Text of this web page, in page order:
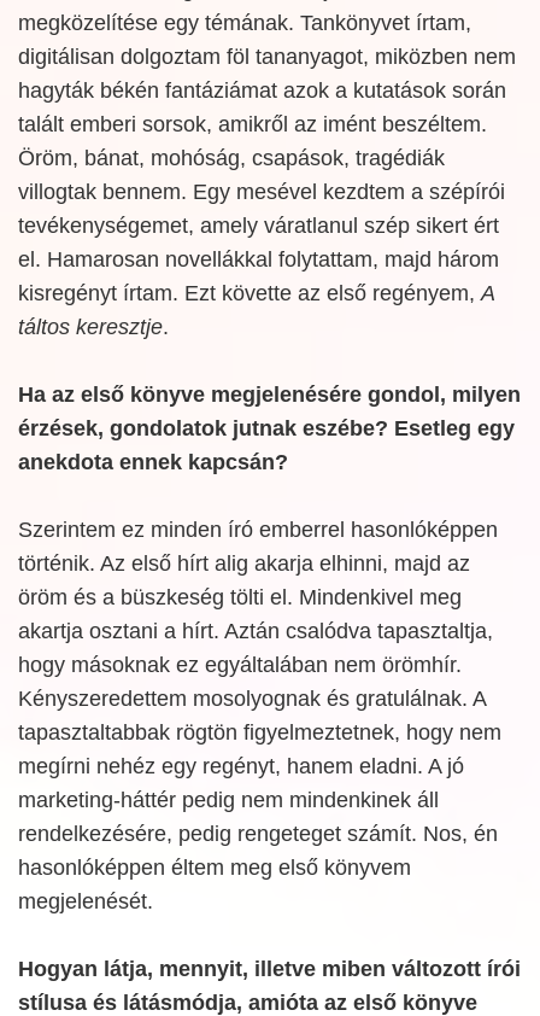
megközelítése egy témának. Tankönyvet írtam,
digitálisan dolgoztam föl tananyagot, miközben nem
hagyták békén fantáziámat azok a kutatások során
talált emberi sorsok, amikről az imént beszéltem.
Öröm, bánat, mohóság, csapások, tragédiák
villogtak bennem. Egy mesével kezdtem a szépírói
tevékenységemet, amely váratlanul szép sikert ért
el. Hamarosan novellákkal folytattam, majd három
kisregényt írtam. Ezt követte az első regényem,A
táltos keresztje.
Ha az első könyve megjelenésére gondol, milyen
érzések, gondolatok jutnak eszébe? Esetleg egy
anekdota ennek kapcsán?
Szerintem ez minden író emberrel hasonlóképpen
történik. Az első hírt alig akarja elhinni, majd az
öröm és a büszkeség tölti el. Mindenkivel meg
akartja osztani a hírt. Aztán csalódva tapasztaltja,
hogy másoknak ez egyáltalában nem örömhír.
Kényszeredettem mosolyognak és gratulálnak. A
tapasztaltabbak rögtön figyelmeztetnek, hogy nem
megírni nehéz egy regényt, hanem eladni. A jó
marketing-háttér pedig nem mindenkinek áll
rendelkezésére, pedig rengeteget számít. Nos, én
hasonlóképpen éltem meg első könyvem
megjelenését.
Hogyan látja, mennyit, illetve miben változott írói
stílusa és látásmódja, amióta az első könyve